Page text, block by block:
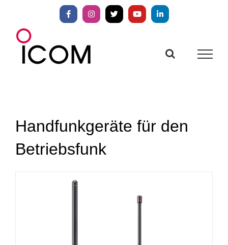
springen
FacebookInstagram
X YouTubeLinkedIn
Handfunkgeräte für den
Betriebsfunk